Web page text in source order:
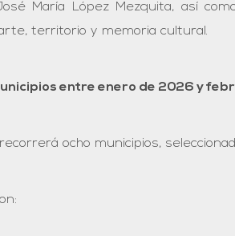
María López Mezquita, así
territorio y memoria cultural.
entre enero de 2026 y
ocho municipios,